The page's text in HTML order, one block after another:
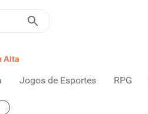
Alta
Jogos de Esportes RPG